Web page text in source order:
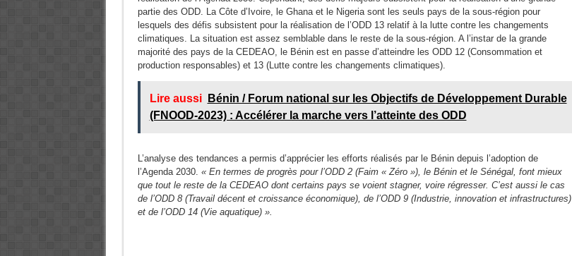
partie des ODD. La Côte d’Ivoire, le Ghana et le Nigeria sont les seuls pays de la sous-région pour
lesquels des défis subsistent pour la réalisation de l’ODD 13 relatif à la lutte contre les changements
climatiques. La situation est assez semblable dans le reste de la sous-région. A l’instar de la grande
majorité des pays de la CEDEAO, le Bénin est en passe d’atteindre les ODD 12 (Consommation et
production responsables) et 13 (Lutte contre les changements climatiques).
Lire aussi
Bénin / Forum national sur les Objectifs de Développement Durable
(FNOOD-2023) : Accélérer la marche vers l’atteinte des ODD
L’analyse des tendances a permis d’apprécier les efforts réalisés par le Bénin depuis l’adoption de
l’Agenda 2030. « En termes de progrès pour l’ODD 2 (Faim « Zéro »), le Bénin et le Sénégal, font mieux
que tout le reste de la CEDEAO dont certains pays se voient stagner, voire régresser. C’est aussi le cas
de l’ODD 8 (Travail décent et croissance économique), de l’ODD 9 (Industrie, innovation et infrastructures)
et de l’ODD 14 (Vie aquatique) ».